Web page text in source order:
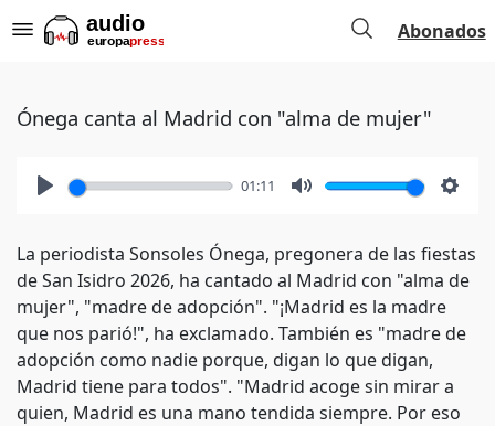
Abonados
Ónega canta al Madrid con "alma de mujer"
01:11
La periodista Sonsoles Ónega, pregonera de las fiestas
de San Isidro 2026, ha cantado al Madrid con "alma de
mujer", "madre de adopción". "¡Madrid es la madre
que nos parió!", ha exclamado. También es "madre de
adopción como nadie porque, digan lo que digan,
Madrid tiene para todos". "Madrid acoge sin mirar a
quien, Madrid es una mano tendida siempre. Por eso